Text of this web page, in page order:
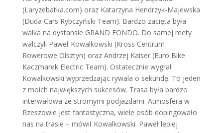
(Laryzebatka.com) oraz Katarzyna Hendrzyk-Majewska
(Duda Cars Rybczyński Team). Bardzo zacięta była
walka na dystansie GRAND FONDO. Do samej mety
walczyli Paweł Kowalkowski (Kross Centrum
Rowerowe Olsztyn) oraz Andrzej Kaiser (Euro Bike
Kaczmarek Electric Team). Ostatecznie wygrał
Kowalkowski wyprzedzając rywala o sekundę. To jeden
z moich największych sukcesów. Trasa była bardzo
interwałowa ze stromymi podjazdami. Atmosfera w
Rzeszowie jest fantastyczna, wiele osób dopingowało
nas na trasie – mówił Kowalkowski. Paweł lepiej